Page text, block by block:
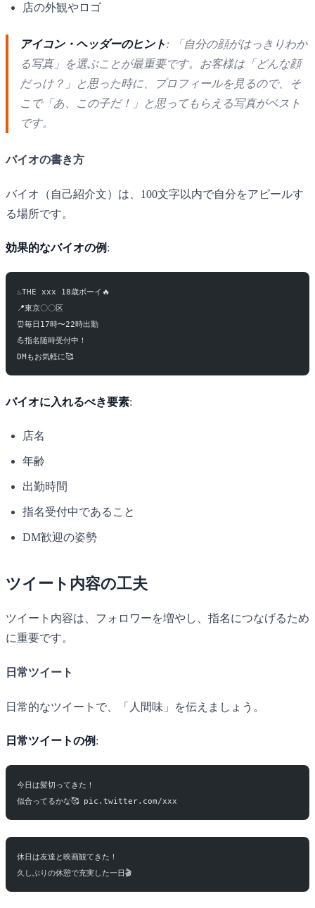
店の外観やロゴ
アイコン・ヘッダーのヒント: 「自分の顔がはっきりわか
る写真」を選ぶことが最重要です。お客様は「どんな顔
だっけ？」と思った時に、プロフィールを見るので、そ
こで「あ、この子だ！」と思ってもらえる写真がベスト
です。
バイオの書き方
バイオ（自己紹介文）は、100文字以内で自分をアピールす
る場所です。
効果的なバイオの例 :
♨️THE xxx 18歳ボーイ🔥
📍東京〇〇区
⏰毎日17時〜22時出勤
💪指名随時受付中！
DMもお気軽に🥰
バイオに入れるべき要素:
店名
年齢
出勤時間
指名受付中であること
DM歓迎の姿勢
ツイート内容の工夫
ツイート内容は、フォロワーを増やし、指名につなげるため
に重要です。
日常ツイート
日常的なツイートで、「人間味」を伝えましょう。
日常ツイートの例 :
今日は髪切ってきた！
似合ってるかな🥰 pic.twitter.com/xxx
休日は友達と映画観てきた！
久しぶりの休憩で充実した一日🎬